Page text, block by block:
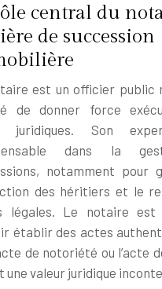
central du
de succession
est un officier public
de donner force
juridiques. Son
dans la
notamment pour
des héritiers et le
légales. Le notaire
établir des actes
de notoriété ou l’acte
une valeur juridique